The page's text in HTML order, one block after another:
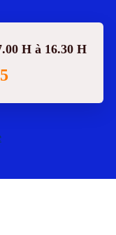
H à 16.30 H